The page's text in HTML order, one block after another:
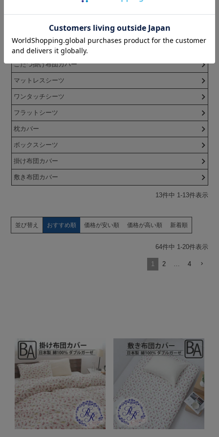
お昼寝掛け布団カバー
こたつ敷き布団カバー
こたつ上掛け
こたつ掛け布団カバー
マットレスシーツ
ワンタッチシーツ
フラットシーツ
枕カバー
ボックスシーツ
掛け布団カバー
敷き布団カバー
13件中 1-13件表示
並び替え おすすめ順 価格が安い順 価格が高い順 新着順
64件中 1-20件表示
1 2 4